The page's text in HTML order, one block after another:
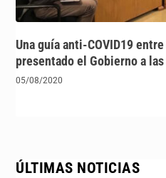
Una guía anti-COVID19
presentado el Gobierno a las
05/08/2020
ÚLTIMAS NOTICIAS